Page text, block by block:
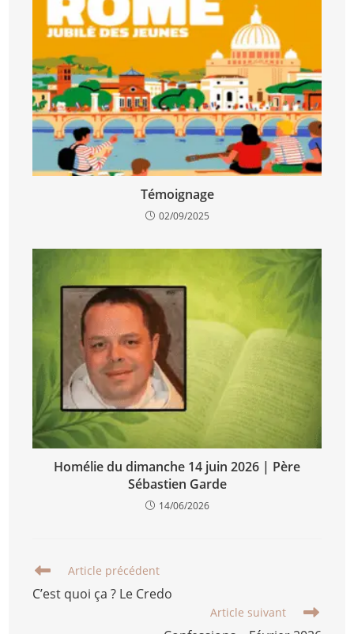
Témoignage
02/09/2025
Homélie du dimanche 14 juin 2026 | Père
Sébastien Garde
14/06/2026
Article précédent
C’est quoi ça ? Le Credo
Article suivant